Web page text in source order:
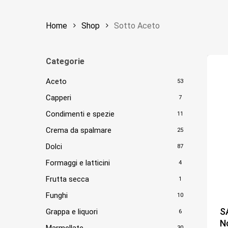
Home Shop Sotto Aceto
Categorie
Aceto 53
Capperi 7
Condimenti e spezie 11
Crema da spalmare 25
Dolci 87
Formaggi e latticini 4
Frutta secca 1
Funghi 10
Grappa e liquori 6